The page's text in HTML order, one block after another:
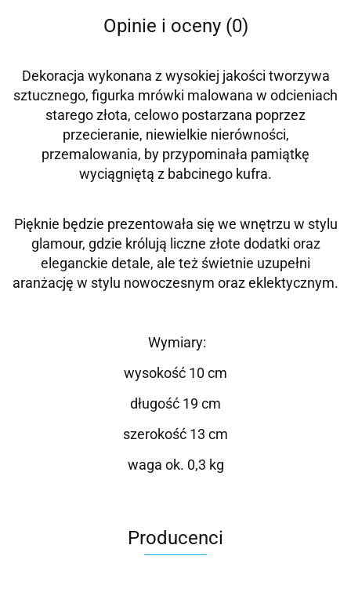
Opinie i oceny (0)
Dekoracja wykonana z wysokiej jakości tworzywa
sztucznego, figurka mrówki malowana w odcieniach
starego złota, celowo postarzana poprzez
przecieranie, niewielkie nierówności,
przemalowania, by przypominała pamiątkę
wyciągniętą z babcinego kufra.
Pięknie będzie prezentowała się we wnętrzu w stylu
glamour, gdzie królują liczne złote dodatki oraz
eleganckie detale, ale też świetnie uzupełni
aranżację w stylu nowoczesnym oraz eklektycznym.
Wymiary:
wysokość 10 cm
długość 19 cm
szerokość 13 cm
waga ok. 0,3 kg
Producenci